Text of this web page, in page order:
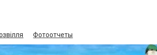
Фотоотчеты